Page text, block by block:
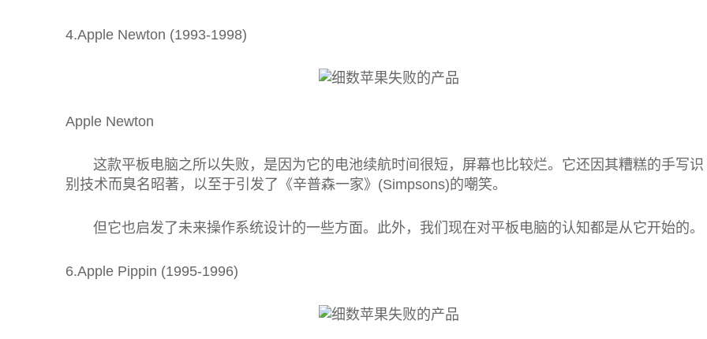
4.Apple Newton (1993-1998)
Apple Newton
这款平板电脑之所以失败，是因为它的电池续航时间很短，屏幕也比较烂。它还因其糟糕的手写识
别技术而臭名昭著，以至于引发了《辛普森一家》(Simpsons)的嘲笑。
但它也启发了未来操作系统设计的一些方面。此外，我们现在对平板电脑的认知都是从它开始的。
6.Apple Pippin (1995-1996)